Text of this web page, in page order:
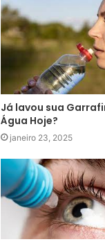
Já lavou sua
Água Hoje?
janeiro 23, 2025